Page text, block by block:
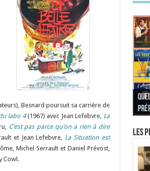
Besnard poursuit sa carrière de
labo 4(1967) avec Jean Lefebvre, La
C’est pas parce qu’on a rien à dire
et Jean Lefebvre, La Situation est
Michel Serrault et Daniel Prévost,
Cowl.
Les